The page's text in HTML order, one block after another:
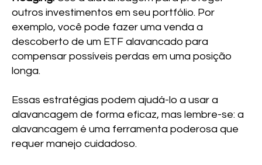
outros investimentos em seu portfólio. Por
exemplo, você pode fazer uma venda a
descoberto de um ETF alavancado para
compensar possíveis perdas em uma posição
longa.
Essas estratégias podem ajudá-lo a usar a
alavancagem de forma eficaz, mas lembre-se: a
alavancagem é uma ferramenta poderosa que
requer manejo cuidadoso.